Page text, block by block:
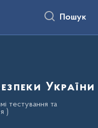
Пошук
України
тестування та
)